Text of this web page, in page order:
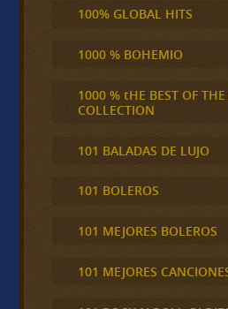
100% GLOBAL HITS
1000 % BOHEMIO
1000 % tHE BEST OF THE
COLLECTION
101 BALADAS DE LUJO
101 BOLEROS
101 MEJORES BOLEROS
101 MEJORES